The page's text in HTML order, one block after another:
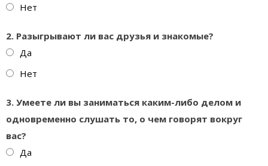
Нет
2. Разыгрывают ли вас друзья и знакомые?
Да
Нет
3. Умеете ли вы заниматься каким-либо делом и
одновременно слушать то, о чем говорят вокруг
вас?
Да